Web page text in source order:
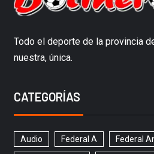
Todo el deporte de la provincia
nuestra, única.
CATEGORÍAS
Audio Federal A Federal